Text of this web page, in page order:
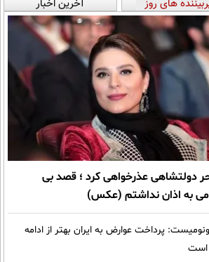
های روز آخرین اخبار
دولتشاهی عذرخواهی کرد ؛ قصد بی
به اذان نداشتم (عکس)
پرداخت عوارض به ایران بهتر از ادامه